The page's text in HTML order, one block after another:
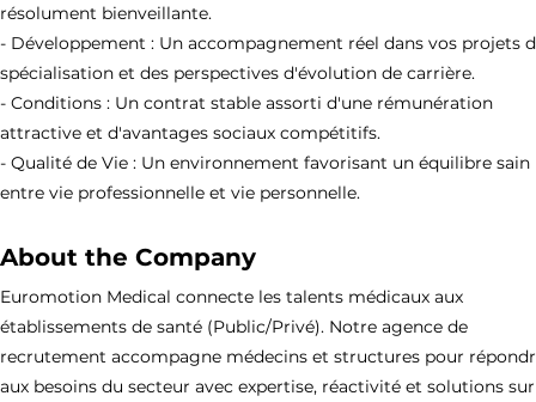
résolument bienveillante.
- Développement : Un accompagnement réel dans vos projets
spécialisation et des perspectives d'évolution de carrière.
- Conditions : Un contrat stable assorti d'une rémunération
attractive et d'avantages sociaux compétitifs.
- Qualité de Vie : Un environnement favorisant un équilibre sain
entre vie professionnelle et vie personnelle.
About the Company
Euromotion Medical connecte les talents médicaux aux
établissements de santé (Public/Privé). Notre agence de
recrutement accompagne médecins et structures pour
aux besoins du secteur avec expertise, réactivité et solutions sur